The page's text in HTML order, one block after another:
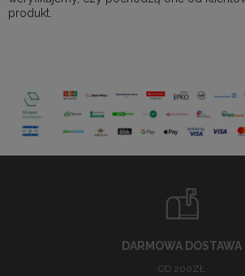
produkt.
DARMOWA DOSTAWA
OD 200ZŁ